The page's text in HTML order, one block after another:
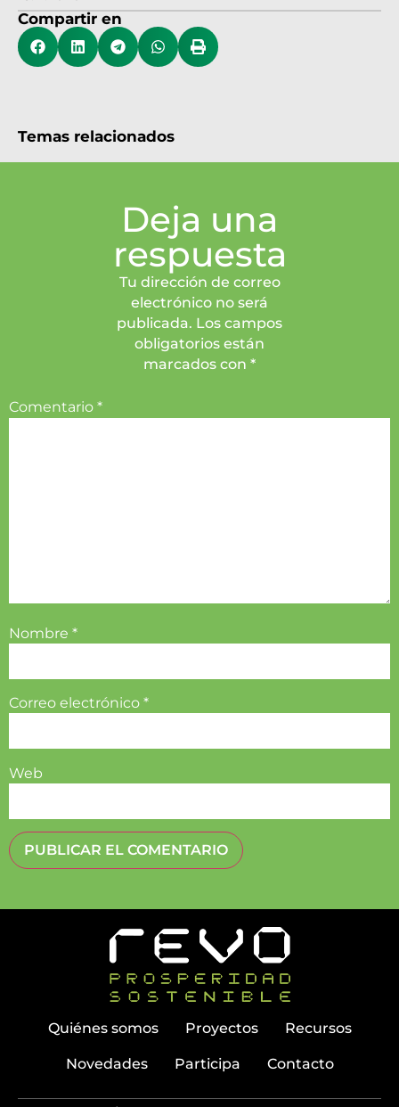
Compartir en
Temas relacionados
Deja una
respuesta
Tu dirección de correo
electrónico no será
publicada. Los campos
obligatorios están
marcados con *
Comentario *
Nombre *
Correo electrónico *
Web
Quiénes somos Proyectos Recursos
Novedades Participa Contacto